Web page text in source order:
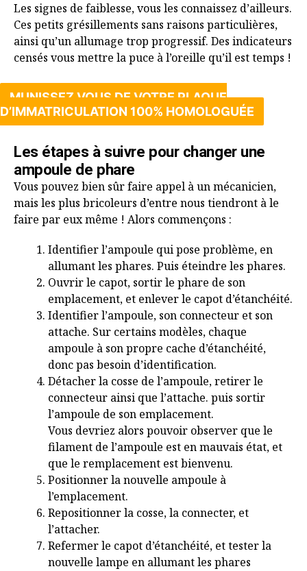
Les signes de faiblesse, vous les connaissez d’ailleurs.
Ces petits grésillements sans raisons particulières,
ainsi qu’un allumage trop progressif. Des indicateurs
censés vous mettre la puce à l’oreille qu’il est temps !
MUNISSEZ VOUS DE VOTRE PLAQUE
D’IMMATRICULATION 100% HOMOLOGUÉE
Les étapes à suivre pour changer une
ampoule de phare
Vous pouvez bien sûr faire appel à un mécanicien,
mais les plus bricoleurs d’entre nous tiendront à le
faire par eux même ! Alors commençons :
Identifier l’ampoule qui pose problème, en
allumant les phares. Puis éteindre les phares.
Ouvrir le capot, sortir le phare de son
emplacement, et enlever le capot d’étanchéité.
Identifier l’ampoule, son connecteur et son
attache. Sur certains modèles, chaque
ampoule à son propre cache d’étanchéité,
donc pas besoin d’identification.
Détacher la cosse de l’ampoule, retirer le
connecteur ainsi que l’attache. puis sortir
l’ampoule de son emplacement.
Vous devriez alors pouvoir observer que le
filament de l’ampoule est en mauvais état, et
que le remplacement est bienvenu.
Positionner la nouvelle ampoule à
l’emplacement.
Repositionner la cosse, la connecter, et
l’attacher.
Refermer le capot d’étanchéité, et tester la
nouvelle lampe en allumant les phares